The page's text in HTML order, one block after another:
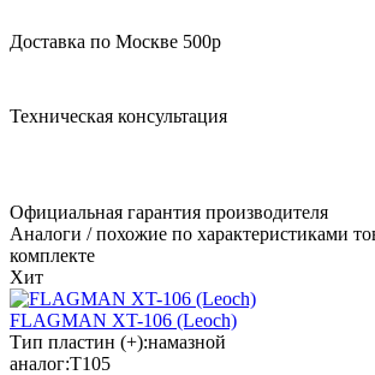
Доставка по Москве 500р
Техническая консультация
Официальная гарантия производителя
Аналоги / похожие по характеристиками
комплекте
Хит
FLAGMAN XT-106 (Leoch)
Тип пластин (+):намазной
аналог:T105